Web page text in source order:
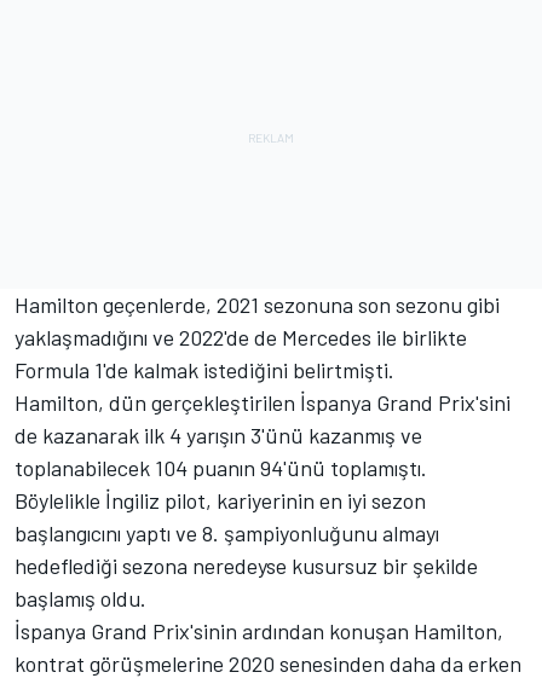
Hamilton geçenlerde, 2021 sezonuna son sezonu gibi
yaklaşmadığını ve 2022'de de Mercedes ile birlikte
Formula 1'de kalmak istediğini belirtmişti.
Hamilton, dün gerçekleştirilen İspanya Grand Prix'sini
de kazanarak ilk 4 yarışın 3'ünü kazanmış ve
toplanabilecek 104 puanın 94'ünü toplamıştı.
Böylelikle İngiliz pilot, kariyerinin en iyi sezon
başlangıcını yaptı ve 8. şampiyonluğunu almayı
hedeflediği sezona neredeyse kusursuz bir şekilde
başlamış oldu.
İspanya Grand Prix'sinin ardından konuşan Hamilton,
kontrat görüşmelerine 2020 senesinden daha da erken